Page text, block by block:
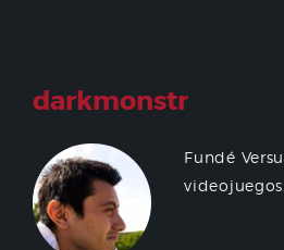
darkmonstr
Fundé
videojuegos.